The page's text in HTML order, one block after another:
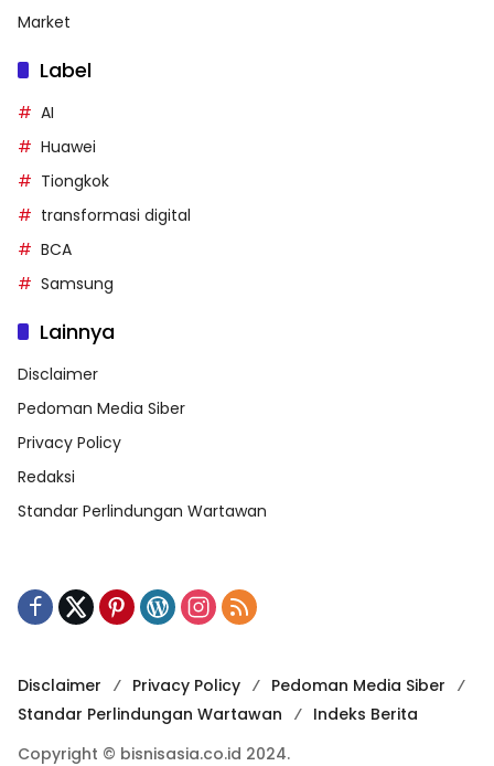
Market
Label
AI
Huawei
Tiongkok
transformasi digital
BCA
Samsung
Lainnya
Disclaimer
Pedoman Media Siber
Privacy Policy
Redaksi
Standar Perlindungan Wartawan
Disclaimer Privacy Policy
Pedoman Media Siber
Standar Perlindungan Wartawan
Indeks Berita
Copyright © bisnisasia.co.id 2024.